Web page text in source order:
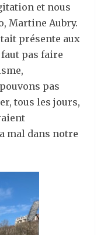
et nous
Martine Aubry.
présente aux
faut pas faire
pas
tous les jours,
mal dans notre